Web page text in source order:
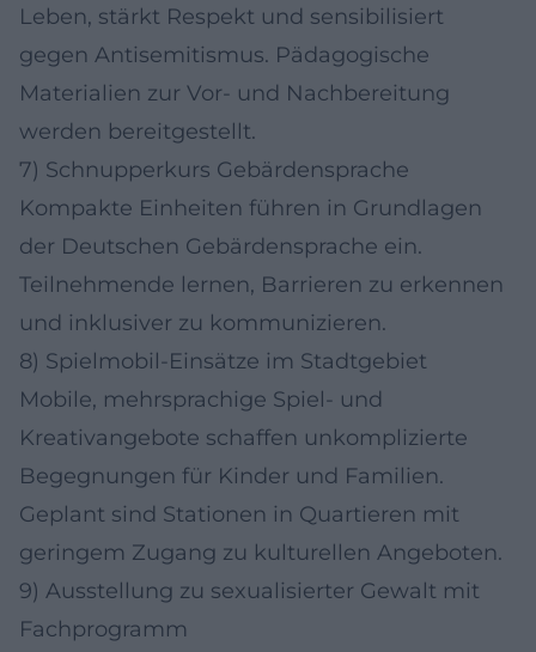
Leben, stärkt Respekt und sensibilisiert
gegen Antisemitismus. Pädagogische
Materialien zur Vor- und Nachbereitung
werden bereitgestellt.
7) Schnupperkurs Gebärdensprache
Kompakte Einheiten führen in Grundlagen
der Deutschen Gebärdensprache ein.
Teilnehmende lernen, Barrieren zu erkennen
und inklusiver zu kommunizieren.
8) Spielmobil-Einsätze im Stadtgebiet
Mobile, mehrsprachige Spiel- und
Kreativangebote schaffen unkomplizierte
Begegnungen für Kinder und Familien.
Geplant sind Stationen in Quartieren mit
geringem Zugang zu kulturellen Angeboten.
9) Ausstellung zu sexualisierter Gewalt mit
Fachprogramm